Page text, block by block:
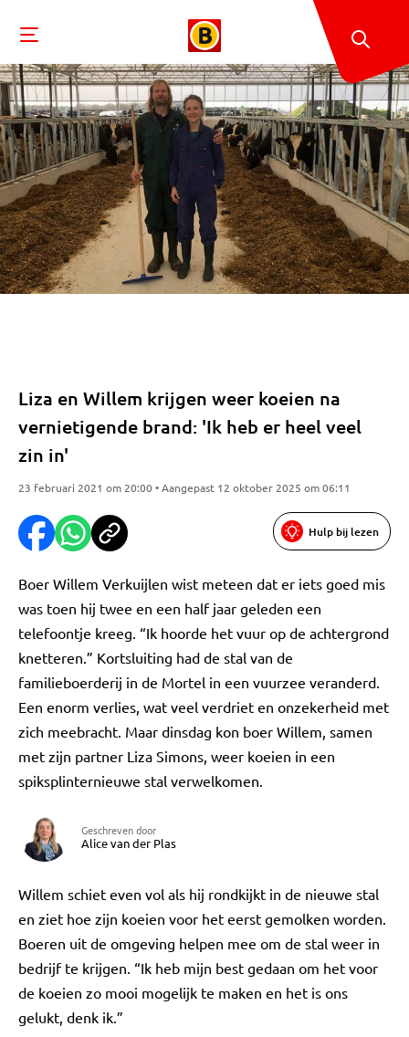
Liza en Willem krijgen weer koeien na
vernietigende brand: 'Ik heb er heel veel
zin in'
23 februari 2021 om 20:00 • Aangepast 12 oktober 2025 om 06:11
Hulp bij lezen
Boer Willem Verkuijlen wist meteen dat er iets goed mis
was toen hij twee en een half jaar geleden een
telefoontje kreeg. “Ik hoorde het vuur op de achtergrond
knetteren.” Kortsluiting had de stal van de
familieboerderij in de Mortel in een vuurzee veranderd.
Een enorm verlies, wat veel verdriet en onzekerheid met
zich meebracht. Maar dinsdag kon boer Willem, samen
met zijn partner Liza Simons, weer koeien in een
spiksplinternieuwe stal verwelkomen.
Geschreven door
Alice van der Plas
Willem schiet even vol als hij rondkijkt in de nieuwe stal
en ziet hoe zijn koeien voor het eerst gemolken worden.
Boeren uit de omgeving helpen mee om de stal weer in
bedrijf te krijgen. “Ik heb mijn best gedaan om het voor
de koeien zo mooi mogelijk te maken en het is ons
gelukt, denk ik.”